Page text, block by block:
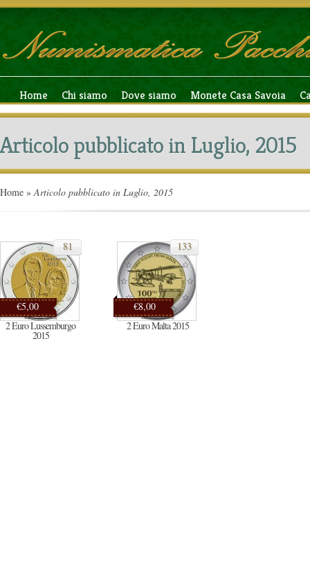
Home Chi siamo Dove siamo Monete Casa Savoia
Articolo pubblicato in Luglio, 2015
Home » Articolo pubblicato in Luglio, 2015
€5,00
81
2 Euro Lussemburgo
2015
€8,00
133
2 Euro Malta 2015